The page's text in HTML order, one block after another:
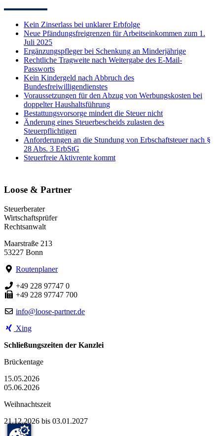
Kein Zinserlass bei unklarer Erbfolge
Neue Pfändungsfreigrenzen für Arbeitseinkommen zum 1.
Juli 2025
Ergänzungspfleger bei Schenkung an Minderjährige
Rechtliche Tragweite nach Weitergabe des E-Mail-
Passworts
Kein Kindergeld nach Abbruch des
Bundesfreiwilligendienstes
Voraussetzungen für den Abzug von Werbungskosten bei
doppelter Haushaltsführung
Bestattungsvorsorge mindert die Steuer nicht
Änderung eines Steuerbescheids zulasten des
Steuerpflichtigen
Anforderungen an die Stundung von Erbschaftsteuer nach §
28 Abs. 3 ErbStG
Steuerfreie Aktivrente kommt
Loose & Partner
Steuerberater
Wirtschaftsprüfer
Rechtsanwalt
Maarstraße 213
53227 Bonn
Routenplaner
+49 228 97747 0
+49 228 97747 700
info@loose-partner.de
Xing
Schließungszeiten der Kanzlei
Brückentage
15.05.2026
05.06.2026
Weihnachtszeit
21.12.2026 bis 03.01.2027